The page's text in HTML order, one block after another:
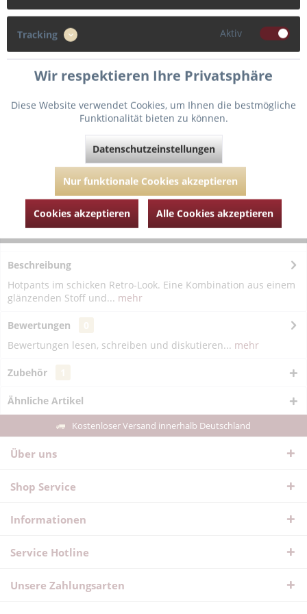
38
PDT054-1952-Golden-Fever-38
Beschreibung
Hotpants im schicken Retro-Look. Eine Kombination aus einem
glänzenden Stoff und... mehr
Bewertungen
Bewertungen lesen, schreiben und diskutieren... mehr
Zubehör
Ähnliche Artikel
Kostenloser Versand innerhalb Deutschland
Über uns
Shop Service
Informationen
Service Hotline
Unsere Zahlungsarten
Tracking Aktiv
Wir respektieren Ihre Privatsphäre
Diese Website verwendet Cookies, um Ihnen die bestmögliche
Funktionalität bieten zu können.
Datenschutzeinstellungen
Nur funktionale Cookies akzeptieren
Cookies akzeptieren Alle Cookies akzeptieren